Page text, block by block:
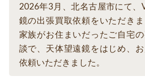
2026年3月、北名古屋市にて、
鏡の出張買取依頼をいただき
家族がお住まいだったご自宅
談で、天体望遠鏡をはじめ、
依頼いただきました。